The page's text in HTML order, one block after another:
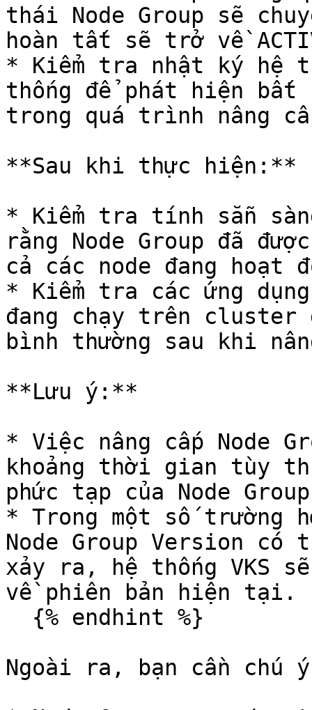
thái Node Group sẽ
hoàn tất sẽ trở về
* Kiểm tra nhật ký hệ
thống để phát hiện bất
trong quá trình nâng
**Sau khi thực hiện:**
* Kiểm tra tính sẵn
rằng Node Group đã
cả các node đang hoạt
* Kiểm tra các ứng
đang chạy trên cluster
bình thường sau khi
**Lưu ý:**
* Việc nâng cấp Node
khoảng thời gian tùy
phức tạp của Node
* Trong một số trường
Node Group Version
xảy ra, hệ thống VKS
về phiên bản hiện tại.
Ngoài ra, bạn cần chú